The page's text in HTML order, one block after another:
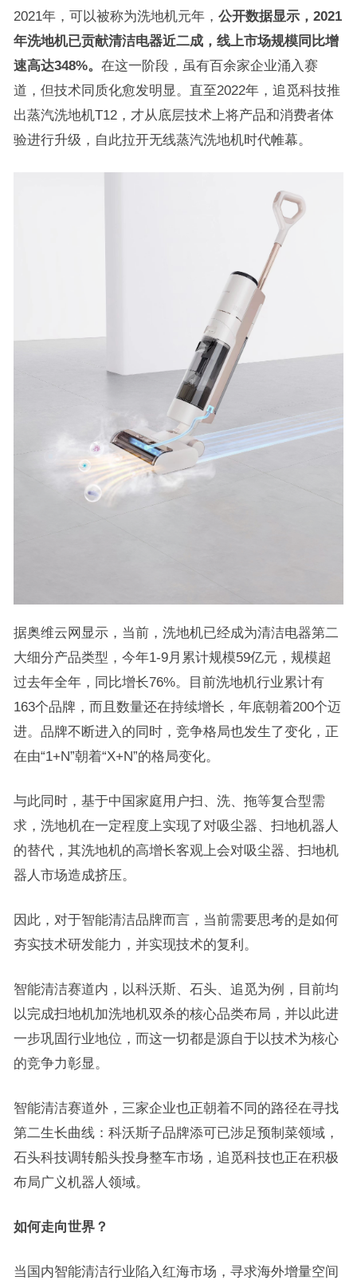
2021年，可以被称为洗地机元年， 公开数据显示，2021
年洗地机已贡献清洁电器近二成，线上市场规模同比增
速高达348%。 在这一阶段，虽有百余家企业涌入赛
道，但技术同质化愈发明显。直至2022年，追觅科技推
出蒸汽洗地机T12，才从底层技术上将产品和消费者体
验进行升级，自此拉开无线蒸汽洗地机时代帷幕。
据奥维云网显示，当前，洗地机已经成为清洁电器第二
大细分产品类型，今年1-9月累计规模59亿元，规模超
过去年全年，同比增长76%。目前洗地机行业累计有
163个品牌，而且数量还在持续增长，年底朝着200个迈
进。品牌不断进入的同时，竞争格局也发生了变化，正
在由“1+N”朝着“X+N”的格局变化。
与此同时，基于中国家庭用户扫、洗、拖等复合型需
求，洗地机在一定程度上实现了对吸尘器、扫地机器人
的替代，其洗地机的高增长客观上会对吸尘器、扫地机
器人市场造成挤压。
因此，对于智能清洁品牌而言，当前需要思考的是如何
夯实技术研发能力，并实现技术的复利。
智能清洁赛道内，以科沃斯、石头、追觅为例，目前均
以完成扫地机加洗地机双杀的核心品类布局，并以此进
一步巩固行业地位，而这一切都是源自于以技术为核心
的竞争力彰显。
智能清洁赛道外，三家企业也正朝着不同的路径在寻找
第二生长曲线：科沃斯子品牌添可已涉足预制菜领域，
石头科技调转船头投身整车市场，追觅科技也正在积极
布局广义机器人领域。
如何走向世界？
当国内智能清洁行业陷入红海市场，寻求海外增量空间